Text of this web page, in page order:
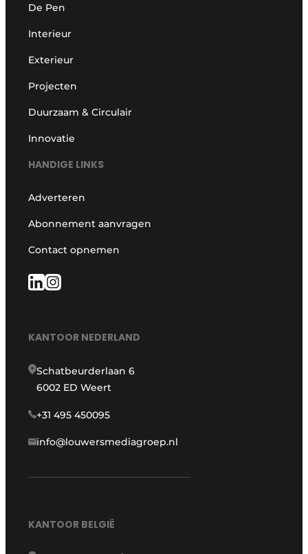
De Pen
Interieur
Exterieur
Projecten
Duurzaam & Circulair
Innovatie
HANDIGE LINKS
Adverteren
Abonnement aanvragen
Contact opnemen
KANTOOR NEDERLAND
Schatbeurderlaan 6
6002 ED Weert
+31 495 450095
info@louwersmediagroep.nl
KANTOOR BELGIË